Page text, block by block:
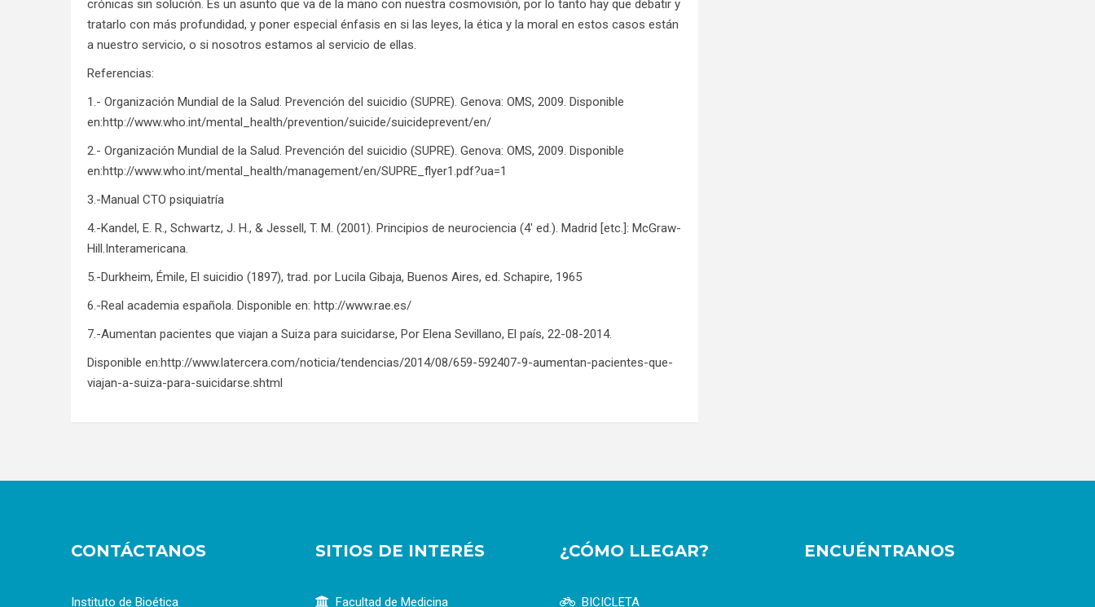
crónicas sin solución. Es un asunto que va de la mano con nuestra cosmovisión, por lo tanto hay que debatir y
tratarlo con más profundidad, y poner especial énfasis en si las leyes, la ética y la moral en estos casos están
a nuestro servicio, o si nosotros estamos al servicio de ellas.
Referencias:
1.- Organización Mundial de la Salud. Prevención del suicidio (SUPRE). Genova: OMS, 2009. Disponible
en:http://www.who.int/mental_health/prevention/suicide/suicideprevent/en/
2.- Organización Mundial de la Salud. Prevención del suicidio (SUPRE). Genova: OMS, 2009. Disponible
en:http://www.who.int/mental_health/management/en/SUPRE_flyer1.pdf?ua=1
3.-Manual CTO psiquiatría
4.-Kandel, E. R., Schwartz, J. H., & Jessell, T. M. (2001). Principios de neurociencia (4ʹ ed.). Madrid [etc.]: McGraw-
Hill.Interamericana.
5.-Durkheim, Émile, El suicidio (1897), trad. por Lucila Gibaja, Buenos Aires, ed. Schapire, 1965
6.-Real academia española. Disponible en: http://www.rae.es/
7.-Aumentan pacientes que viajan a Suiza para suicidarse, Por Elena Sevillano, El país, 22-08-2014.
Disponible en:http://www.latercera.com/noticia/tendencias/2014/08/659-592407-9-aumentan-pacientes-que-
viajan-a-suiza-para-suicidarse.shtml
CONTÁCTANOS
Instituto de Bioética
SITIOS DE INTERÉS
Facultad de Medicina
¿CÓMO LLEGAR?
BICICLETA
ENCUÉNTRANOS